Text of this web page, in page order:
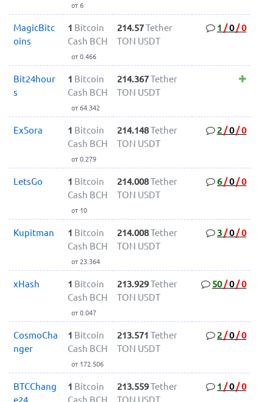
от 6
MagicBitc
oins
1 Bitcoin
Cash BCH
от 0.466
214.57Tether
TON USDT
1/0/0
Bit24hour
s
1 Bitcoin
Cash BCH
от 64.342
214.367Tether
TON USDT
ExSora 1 Bitcoin
Cash BCH
от 0.279
214.148Tether
TON USDT
2/0/0
LetsGo 1 Bitcoin
Cash BCH
от 10
214.008Tether
TON USDT
6/0/0
Kupitman 1 Bitcoin
Cash BCH
от 23.364
214.008Tether
TON USDT
3/0/0
xHash 1 Bitcoin
Cash BCH
от 0.047
213.929Tether
TON USDT
50/0/0
CosmoCha
nger
1 Bitcoin
Cash BCH
от 172.506
213.571 Tether
TON USDT
2/0/0
BTCChang
1 Bitcoin
213.559Tether
1/0/0